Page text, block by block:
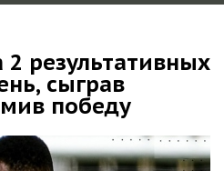
2 результативных
сыграв
победу